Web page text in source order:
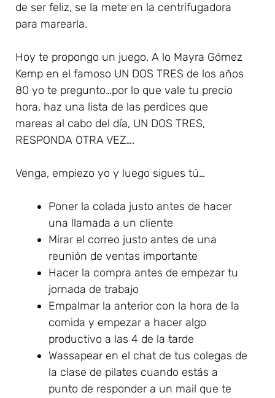
de ser feliz, se la mete en la centrifugadora
para marearla.
Hoy te propongo un juego. A lo Mayra Gómez
Kemp en el famoso UN DOS TRES de los años
80 yo te pregunto…por lo que vale tu precio
hora, haz una lista de las perdices que
mareas al cabo del día, UN DOS TRES,
RESPONDA OTRA VEZ….
Venga, empiezo yo y luego sigues tú…
Poner la colada justo antes de hacer
una llamada a un cliente
Mirar el correo justo antes de una
reunión de ventas importante
Hacer la compra antes de empezar tu
jornada de trabajo
Empalmar la anterior con la hora de la
comida y empezar a hacer algo
productivo a las 4 de la tarde
Wassapear en el chat de tus colegas de
la clase de pilates cuando estás a
punto de responder a un mail que te